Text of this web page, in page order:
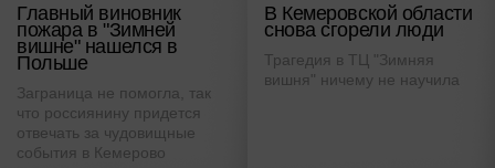
Главный виновник
пожара в "Зимней
вишне" нашелся в
Польше
Заграница не помогла, так
что россиянину придется
отвечать за чудовищные
события в Кемерово
В Кемеровской области
снова сгорели люди
Трагедия в ТЦ "Зимняя
вишня" ничему не научила